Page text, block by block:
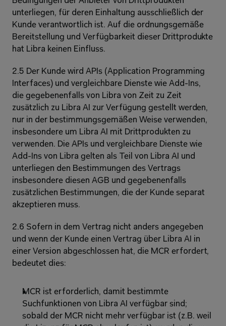
unterliegen, für deren Einhaltung ausschließlich der
Kunde verantwortlich ist. Auf die ordnungsgemäße
Bereitstellung und Verfügbarkeit dieser Drittprodukte
hat Libra keinen Einfluss.
2.5 Der Kunde wird APIs (Application Programming
Interfaces) und vergleichbare Dienste wie Add-Ins,
die gegebenenfalls von Libra von Zeit zu Zeit
zusätzlich zu Libra AI zur Verfügung gestellt werden,
nur in der bestimmungsgemäßen Weise verwenden,
insbesondere um Libra AI mit Drittprodukten zu
verwenden. Die APIs und vergleichbare Dienste wie
Add-Ins von Libra gelten als Teil von Libra AI und
unterliegen den Bestimmungen des Vertrags
insbesondere diesen AGB und gegebenenfalls
zusätzlichen Bestimmungen, die der Kunde separat
akzeptieren muss.
2.6 Sofern in dem Vertrag nicht anders angegeben
und wenn der Kunde einen Vertrag über Libra AI in
einer Version abgeschlossen hat, die MCR erfordert,
bedeutet dies:
MCR ist erforderlich, damit bestimmte
Suchfunktionen von Libra AI verfügbar sind;
sobald der MCR nicht mehr verfügbar ist (z.B. weil